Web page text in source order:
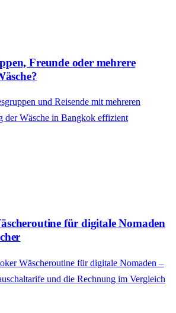
Freunde oder mehrere
und Reisende mit mehreren
der Wäsche in Bangkok effizient
für digitale Nomaden
Wäscheroutine für digitale Nomaden –
und die Rechnung im Vergleich